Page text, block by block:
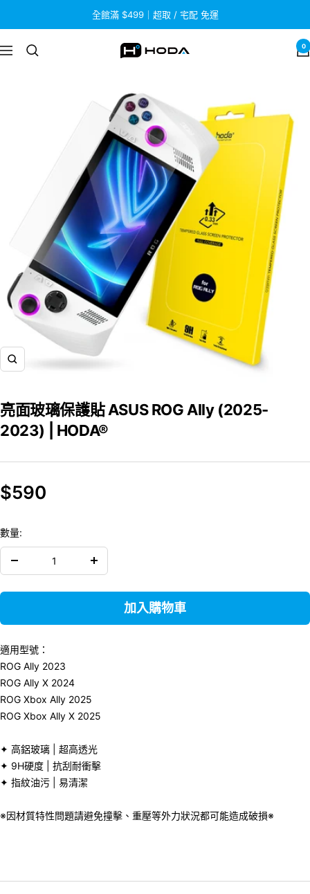
容
全館滿 $499｜超取 / 宅配 免運
導
HODA 0
飛
亮面玻璃保護貼 ASUS ROG Ally (2025-
2023) | HODA®
銷
價
$590
數量:
增
加入購物車
適用型號：
ROG Ally 2023
ROG Ally X 2024
ROG Xbox Ally 2025
ROG Xbox Ally X 2025
✦ 高鋁玻璃 | 超高透光
✦ 9H硬度 | 抗刮耐衝擊
✦ 指紋油污 | 易清潔
※因材質特性問題請避免撞擊、重壓等外力狀況都可能造成破損※